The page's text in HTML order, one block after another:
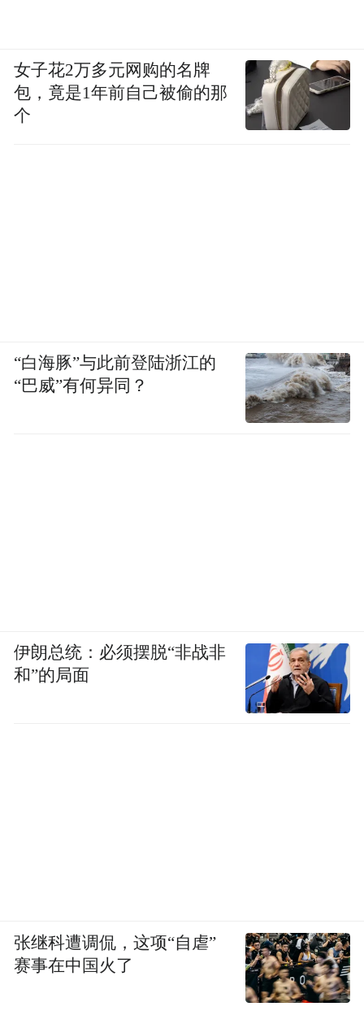
女子花2万多元网购的名牌
包，竟是1年前自己被偷的那
个
“白海豚”与此前登陆浙江的
“巴威”有何异同？
伊朗总统：必须摆脱“非战非
和”的局面
张继科遭调侃，这项“自虐”
赛事在中国火了